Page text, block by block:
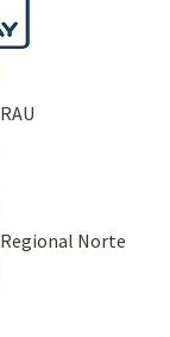
RAU
Regional Norte